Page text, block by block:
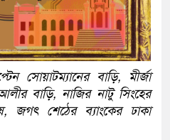
সোয়াটম্যানের বাড়ি, মীর্জা
বাড়ি, নাজির নাটু সিংহের
জগৎ শেঠের ব্যাংকের ঢাকা